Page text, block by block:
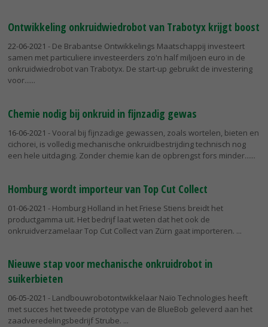
Ontwikkeling onkruidwiedrobot van Trabotyx krijgt boost
22-06-2021 - De Brabantse Ontwikkelings Maatschappij investeert
samen met particuliere investeerders zo'n half miljoen euro in de
onkruidwiedrobot van Trabotyx. De start-up gebruikt de investering
voor...
Chemie nodig bij onkruid in fijnzadig gewas
16-06-2021 - Vooral bij fijnzadige gewassen, zoals wortelen, bieten en
cichorei, is volledig mechanische onkruidbestrijding technisch nog
een hele uitdaging. Zonder chemie kan de opbrengst fors minder...
Homburg wordt importeur van Top Cut Collect
01-06-2021 - Homburg Holland in het Friese Stiens breidt het
productgamma uit. Het bedrijf laat weten dat het ook de
onkruidverzamelaar Top Cut Collect van Zürn gaat importeren.
Nieuwe stap voor mechanische onkruidrobot in
suikerbieten
06-05-2021 - Landbouwrobotontwikkelaar Naïo Technologies heeft
met succes het tweede prototype van de BlueBob geleverd aan het
zaadveredelingsbedrijf Strube.